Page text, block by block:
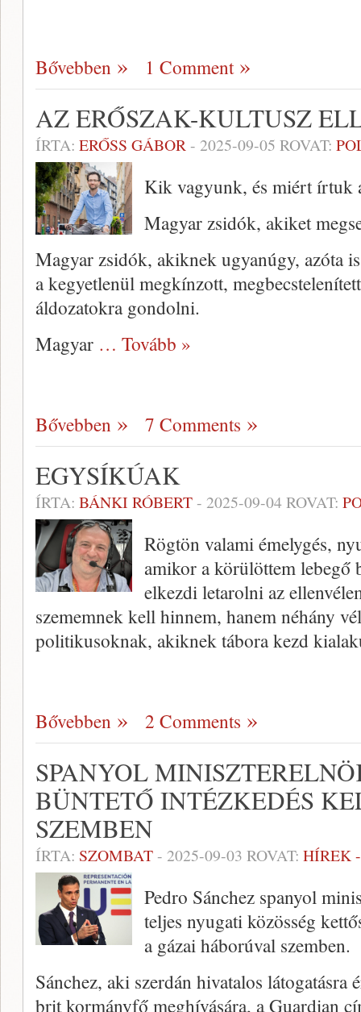
Bővebben 1 Comment
AZ ERŐSZAK-KULTUSZ
ÍRTA: ERŐSS GÁBOR- 2025-09-05 ROVAT:
Kik vagyunk, és miért írtuk
Magyar zsidók, akiket
Magyar zsidók, akiknek ugyanúgy, azóta
a kegyetlenül megkínzott,
áldozatokra gondolni.
Magyar … Tovább »
Bővebben 7 Comments
EGYSÍKÚAK
ÍRTA: BÁNKI RÓBERT- 2025-09-04ROVAT:
Rögtön valami émelygés,
amikor a körülöttem lebegő
elkezdi letarolni az
szememnek kell hinnem, hanem néhány
politikusoknak, akiknek tábora kezd
Bővebben 2 Comments
SPANYOL
BÜNTETŐ INTÉZKEDÉS
SZEMBEN
ÍRTA: SZOMBAT- 2025-09-03 ROVAT: HÍREK
Pedro Sánchez spanyol
teljes nyugati közösség
a gázai háborúval szemben.
Sánchez, aki szerdán hivatalos
brit kormányfő meghívására, a Guardian